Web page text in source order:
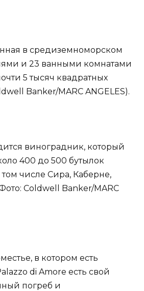
в средиземноморском
и 23 ванными комнатами
5 тысяч квадратных
Banker/MARC ANGELES).
виноградник, который
400 до 500 бутылок
числе Сира, Каберне,
Coldwell Banker/MARC
в котором есть
di Amore есть свой
погреб и